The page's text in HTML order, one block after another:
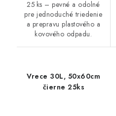
25 ks – pevné a odolné
pre jednoduché triedenie
a prepravu plastového a
kovového odpadu.
Vrece 30L, 50x60cm
čierne 25ks